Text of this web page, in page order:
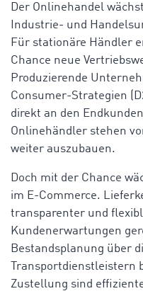
Der Onlinehandel
Industrie- und
Für stationäre Händler
Chance neue
Produzierende
Consumer-Strategien
direkt an den
Onlinehändler stehen
weiter auszubauen.
Doch mit der Chance
im E-Commerce.
transparenter und
Kundenerwartungen
Bestandsplanung über
Transportdienstleistern
Zustellung sind